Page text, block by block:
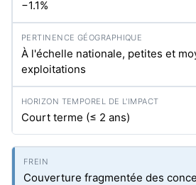
−1.1%
À l'échelle nationale, petites et
exploitations
Court terme (≤ 2 ans)
Couverture fragmentée des